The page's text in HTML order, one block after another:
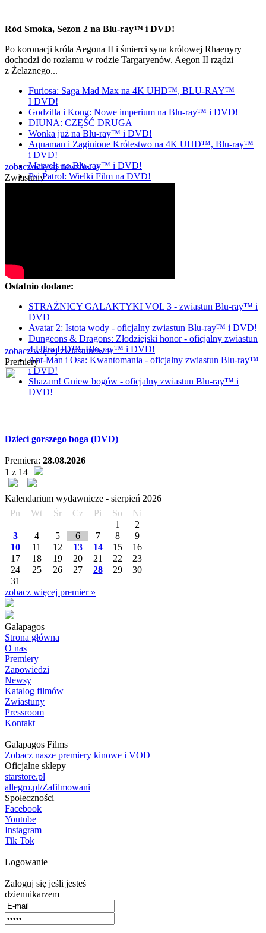
Ród Smoka, Sezon 2 na Blu-ray™ i DVD!
Po koronacji króla Aegona II i śmierci syna królowej Rhaenyry
dochodzi do rozłamu w rodzie Targaryenów. Aegon II rządzi
z Żelaznego...
Furiosa: Saga Mad Max na 4K UHD™, BLU-RAY™
I DVD!
Godzilla i Kong: Nowe imperium na Blu-ray™ i DVD!
DIUNA: CZĘŚĆ DRUGA
Wonka już na Blu-ray™ i DVD!
Aquaman i Zaginione Królestwo na 4K UHD™, Blu-ray™
i DVD!
Marvels na Blu-ray™ i DVD!
Psi Patrol: Wielki Film na DVD!
zobacz więcej newsów »
Zwiastuny
Ostatnio dodane:
STRAŻNICY GALAKTYKI VOL 3 - zwiastun Blu-ray™ i
DVD
Avatar 2: Istota wody - oficjalny zwiastun Blu-ray™ i DVD!
Dungeons & Dragons: Złodziejski honor - oficjalny zwiastun
4 Ultra HD™, Blu-ray™ i DVD!
Ant-Man i Osa: Kwantomania - oficjalny zwiastun Blu-ray™
i DVD!
Shazam! Gniew bogów - oficjalny zwiastun Blu-ray™ i
DVD!
zobacz więcej zwiastunów »
Premiery
Dzieci gorszego boga (DVD)
Premiera: 28.08.2026
1 z 14
Kalendarium wydawnicze - sierpień 2026
Pn
Wt Śr Cz Pi So
Ni
1
2
3
4 5 6 7 8
9
10
11 12 13 14 15
16
17
18 19 20 21 22
23
24
25 26 27 28 29
30
31
zobacz więcej premier »
Galapagos
Strona główna
O nas
Premiery
Zapowiedzi
Newsy
Katalog filmów
Zwiastuny
Pressroom
Kontakt
Galapagos Films
Zobacz nasze premiery kinowe i VOD
Oficjalne sklepy
starstore.pl
allegro.pl/Zafilmowani
Społeczności
Facebook
Youtube
Instagram
Tik Tok
Logowanie
Zaloguj się jeśli jesteś
dziennikarzem